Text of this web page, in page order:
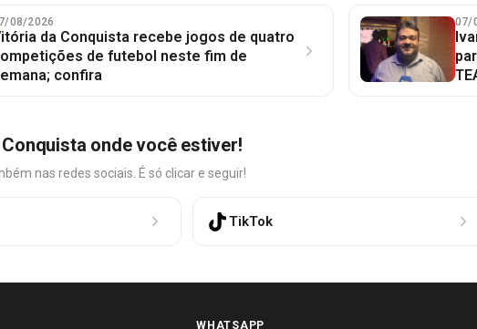
08/2026
da Conquista recebe jogos de quatro
de futebol neste fim de
confira
07/
onde você estiver!
nas redes sociais. É só clicar e seguir!
TikTok
WHATSAPP